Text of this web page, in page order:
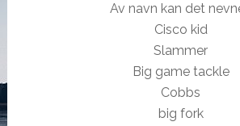
Av navn kan det
Cisco kid
Slammer
Big game tackle
Cobbs
big fork